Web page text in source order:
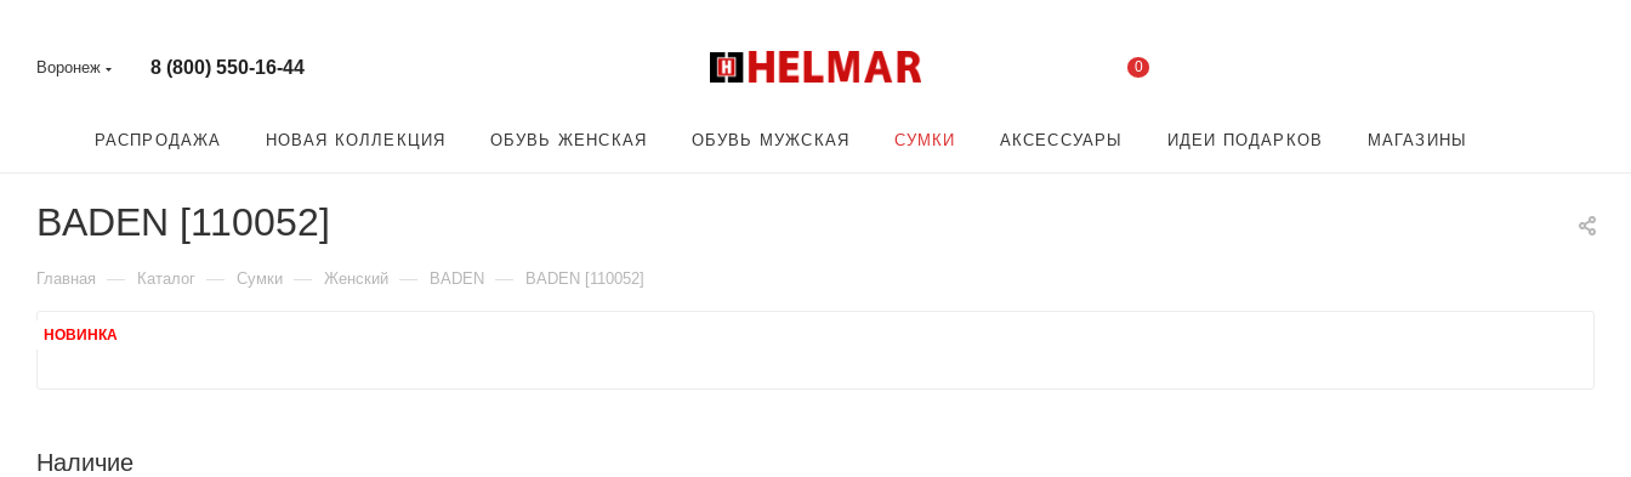
Воронеж 8 (800) 550-16-44 0
РАСПРОДАЖА НОВАЯ КОЛЛЕКЦИЯ ОБУВЬ ЖЕНСКАЯ ОБУВЬ МУЖСКАЯ СУМКИ АКСЕССУАРЫ ИДЕИ ПОДАРКОВ МАГАЗИНЫ
BADEN [110052]
Главная — Каталог — Сумки — Женский — BADEN — BADEN [110052]
НОВИНКА
Наличие